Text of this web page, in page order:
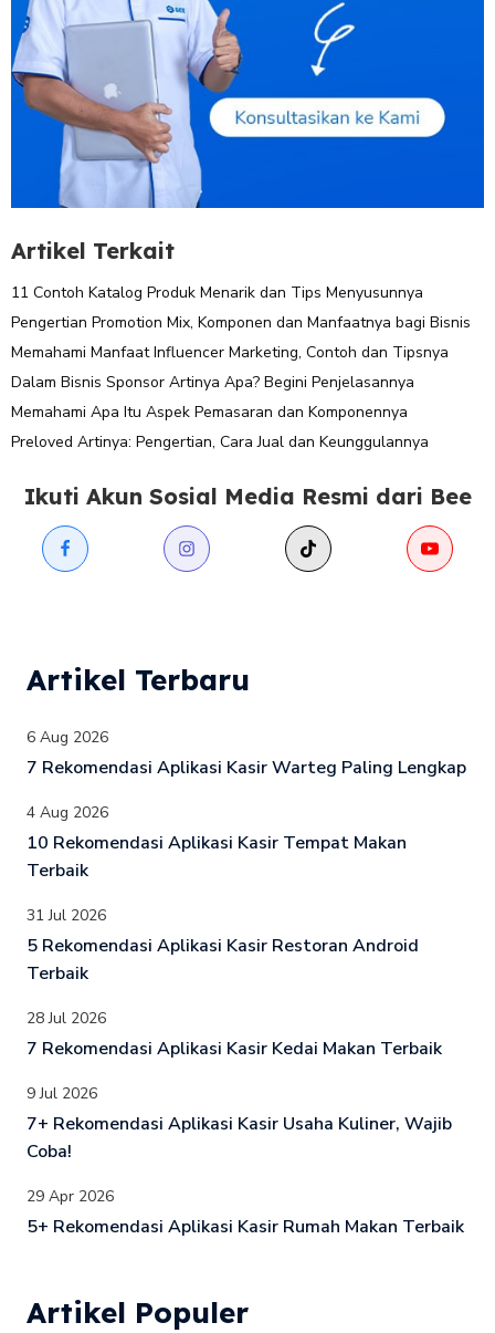
Artikel Terkait
11 Contoh Katalog Produk Menarik dan Tips Menyusunnya
Pengertian Promotion Mix, Komponen dan Manfaatnya bagi Bisnis
Memahami Manfaat Influencer Marketing, Contoh dan Tipsnya
Dalam Bisnis Sponsor Artinya Apa? Begini Penjelasannya
Memahami Apa Itu Aspek Pemasaran dan Komponennya
Preloved Artinya: Pengertian, Cara Jual dan Keunggulannya
Ikuti Akun Sosial Media Resmi dari Bee
Artikel Terbaru
6 Aug 2026
7 Rekomendasi Aplikasi Kasir Warteg Paling Lengkap
4 Aug 2026
10 Rekomendasi Aplikasi Kasir Tempat Makan
Terbaik
31 Jul 2026
5 Rekomendasi Aplikasi Kasir Restoran Android
Terbaik
28 Jul 2026
7 Rekomendasi Aplikasi Kasir Kedai Makan Terbaik
9 Jul 2026
7+ Rekomendasi Aplikasi Kasir Usaha Kuliner, Wajib
Coba!
29 Apr 2026
5+ Rekomendasi Aplikasi Kasir Rumah Makan Terbaik
Artikel Populer